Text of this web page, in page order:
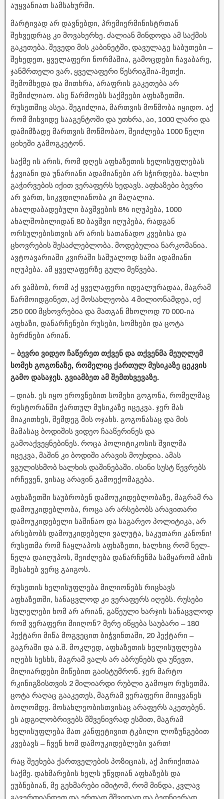
აუყვანიათ სამსახურში.
მარტივად არ დავნებდი, პრემიერმინისტრთან
შეხვედრაც კი მოვახერხე. ძალიან მინდოდა ამ საქმის
გაკეთება. შევედი მის კაბინეტში, დავულაგე საბუთები –
შეხედეთ, ყველაფერი ნორმაშია, გამოცდები ჩავაბარე,
ჯანმრთელი ვარ, ყველაფერი წესრიგშია-მეთქი.
შემომხედა და მითხრა, არაფრის გაკეთება არ
შემიძლიაო. ასე წარმოებს საქმეები აფხაზეთში.
რუსეთშიც ასეა. შეგიძლია, მართვის მოწმობა იყიდო. აქ
რომ მიხვიდე სააგენტოში და უთხრა, აი, 1000 ლარი და
დამიმზადე მართვის მოწმობაო, შეიძლება 1000 წელი
ციხეში გამოგკეტონ.
საქმე ის არის, რომ დღეს აფხაზეთის ხელისუფლებას
ჭკვიანი და უნარიანი ადამიანები არ სჭირდება. ხალხი
გაჭირვების იქით ვერაფერს ხედავს. აფხაზები ბევრი
არ ვართ, სიკვდილიანობა კი მაღალია.
ახალდაბადებული ბავშვების 8% იღუპება, 1000
ახალშობილიდან 80 ბავშვი იღუპება, რადგან
ორსულებისთვის არ არის სათანადო კვებისა და
ცხოვრების შესაძლებლობა. მოდებულია ნარკომანია.
ავტოავარიაში კვირაში საშუალოდ სამი ადამიანი
იღუპება. ამ ყველაფერზე გული მეწვება.
არ ვამბობ, რომ აქ ყველაფერი იდეალურადაა, მაგრამ
წარმოიდგინეთ, აქ მოსახლეობა 4 მილიონამდეა, იქ
250 000 მცხოვრებია და მათგან მხოლოდ 70 000-ია
აფხაზი, დანარჩენები რუსები, სომხები და ცოტა
ბერძნები არიან.
– ბევრი ვიდეო ჩაწერეთ თქვენ და თქვენმა მეუღლემ
სომეხ გოგონაზე, რომელიც ქართულ მუსიკაზე ცეკვის
გამო დასაჯეს. გვიამბეთ ამ შემთხვევაზე.
– დიახ. ეს იყო ეროვნებით სომეხი გოგონა, რომელმაც
რესტორანში ქართულ მუსიკაზე იცეკვა. ჯერ მას
მიაკითხეს, შემდეგ მის ოჯახს. გოგონასაც და მის
მამასაც ბოდიშის ვიდეო ჩააწერინეს და
გამოაქვეყნებინეს. როცა პოლიტიკოსის შვილმა
იცეკვა, მაშინ კი ბოდიში არავის მოუხდია. ამას
ვგულისხმობ ხალხის დაშინებაში. ისინი სუსტ წევრებს
ირჩევენ, ვისაც არავინ გამოექომაგება.
აფხაზეთში საუბრობენ დამოუკიდებლობაზე, მაგრამ რა
დამოუკიდებლობა, როცა არ არსებობს არავითარი
დამოუკიდებელი საშინაო და საგარეო პოლიტიკა, არ
არსებობს დამოუკიდებელი ვალუტა, საკუთარი კანონი!
რუსეთმა რომ ჩაყლაპოს აფხაზეთი, ხალხიც რომ ნელ-
ნელა დაიღუპოს, შეიძლება დანარჩენმა სამყარომ ამის
შესახებ ვერც გაიგოს.
რუსეთის ხელისუფლება მილიონებს რიცხავს
აფხაზეთში, სანაცვლოდ კი ვერაფერს იღებს. რუსები
სულელები ხომ არ არიან, გაწეული ხარჯის სანაცვლოდ
რომ ვერაფერი მიიღონ? მერე იწყება საუბარი – 180
ჰექტარი მიწა მოგვეცით ბიჭვინთაში, 20 ჰექტარი –
გაგრაში და ა.შ. მოკლედ, აფხაზეთის ხელისუფლება
იღებს სესხს, მაგრამ ვალს არ აბრუნებს და უწევთ,
მილიარდები მიწებით გაისტუმრონ. ჯერ მარტო
რკინიგზისთვის 2 მილიარდი რუბლი გამოყო რუსეთმა.
ცოტა რაღაც გააკეთეს, მაგრამ ვერაფერი მიიყვანეს
ბოლომდე. მოსახლეობისთვისაც არაფერს აკეთებენ.
ეს ადგილობრივებს მშვენივრად ესმით, მაგრამ
ხელისუფლება მათ კანფეტივით ტკბილი ლოზუნგებით
კვებავს – ჩვენ ხომ დამოუკიდებლები ვართ!
რაც შეეხება ქართველების პოზიციას, აქ პირიქითაა
საქმე. დახმარების ხელს უწვდიან აფხაზებს და
ეუბნებიან, მე გეხმარები იმიტომ, რომ მინდა, კვლავ
გავერთიანდეთ და ერთად მშვიდად და ბედნიერად,